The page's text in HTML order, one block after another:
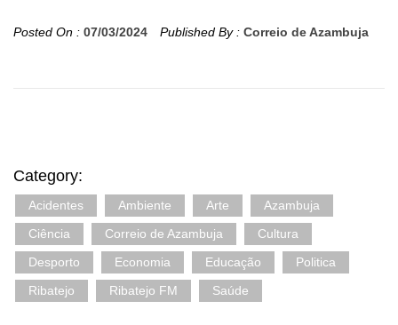
Posted On : 07/03/2024 Published By : Correio de Azambuja
Category:
Acidentes Ambiente Arte
Azambuja
Ciência
Correio de Azambuja
Cultura
Desporto
Economia Educação
Politica
Ribatejo
Ribatejo FM Saúde